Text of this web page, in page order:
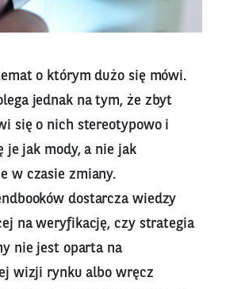
o którym dużo się mówi.
jednak na tym, że zbyt
się o nich stereotypowo i
je jak mody, a nie jak
w czasie zmiany.
dostarcza wiedzy
na weryfikację, czy strategia
nie jest oparta na
wizji rynku albo wręcz